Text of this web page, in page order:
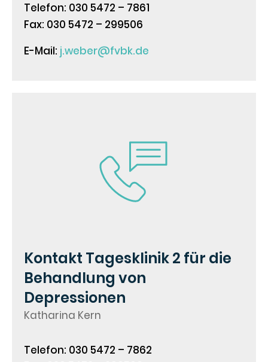
Telefon: 030 5472 – 7861
Fax: 030 5472 – 299506
E-Mail: j.weber@fvbk.de
Kontakt Tagesklinik 2 für die
Behandlung von
Depressionen
Katharina Kern
Telefon: 030 5472 – 7862